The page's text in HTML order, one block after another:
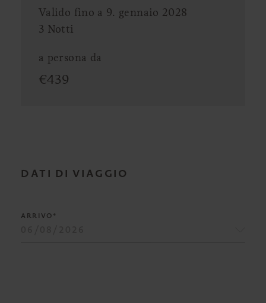
Valido fino a 9. gennaio 2028
3 Notti
a persona da
€439
DATI DI VIAGGIO
ARRIVO*